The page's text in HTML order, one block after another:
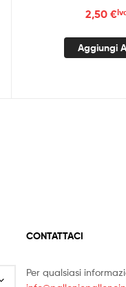
2,50€
Aggiungi
CONTATTACI
Per qualsiasi